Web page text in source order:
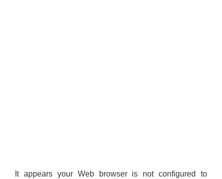
It appears your Web browser is not configured to